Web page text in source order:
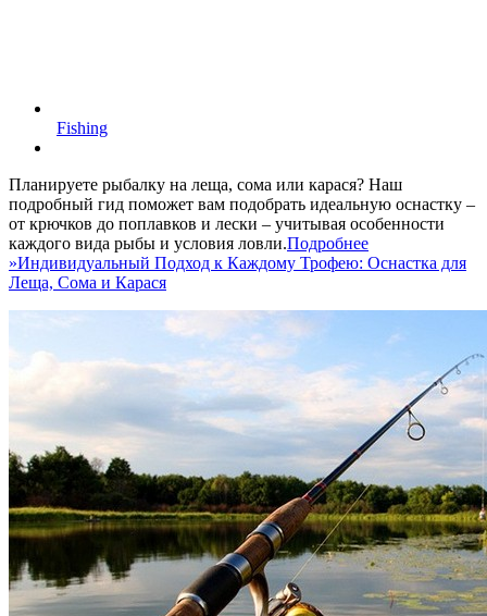
Fishing
Планируете рыбалку на леща, сома или карася? Наш
подробный гид поможет вам подобрать идеальную оснастку –
от крючков до поплавков и лески – учитывая особенности
каждого вида рыбы и условия ловли.Подробнее
»Индивидуальный Подход к Каждому Трофею: Оснастка для
Леща, Сома и Карася